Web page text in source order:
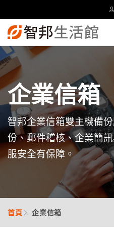
企業信箱
智邦企業信箱雙主機備
份、郵件稽核、企業簡
服安全有保障。
首頁 企業信箱